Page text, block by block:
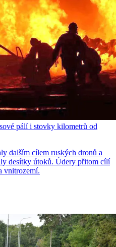
pálí i stovky kilometrů od
dalším cílem ruských dronů a
desítky útoků. Údery přitom cílí
vnitrozemí.